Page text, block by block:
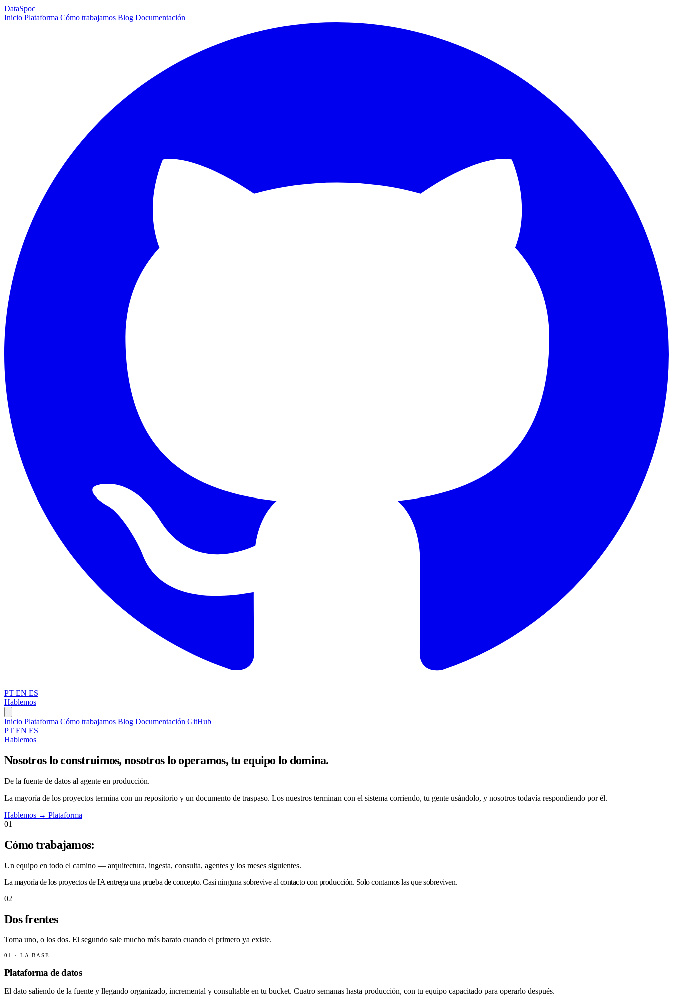
DataSpoc
Inicio Plataforma Cómo trabajamos Blog Documentación
PT EN ES
Hablemos
Inicio Plataforma Cómo trabajamos Blog Documentación GitHub
PT EN ES
Hablemos
Nosotros lo construimos, nosotros lo operamos, tu equipo lo domina.
De la fuente de datos al agente en producción.
La mayoría de los proyectos termina con un repositorio y un documento de traspaso. Los nuestros terminan con el sistema corriendo, tu gente usándolo, y nosotros todavía respondiendo por él.
Hablemos → Plataforma
01
Cómo trabajamos:
Un equipo en todo el camino — arquitectura, ingesta, consulta, agentes y los meses siguientes.
La mayoría de los proyectos de IA entrega una prueba de concepto. Casi ninguna sobrevive al contacto con producción. Solo contamos las que sobreviven.
02
Dos frentes
Toma uno, o los dos. El segundo sale mucho más barato cuando el primero ya existe.
01 · LA BASE
Plataforma de datos
El dato saliendo de la fuente y llegando organizado, incremental y consultable en tu bucket. Cuatro semanas hasta producción, con tu equipo capacitado para operarlo después.